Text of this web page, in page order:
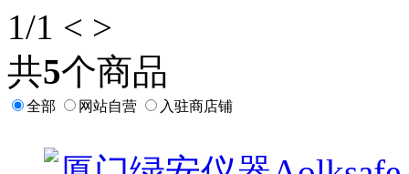
1/1 < >
共5个商品
全部 网站自营 入驻商店铺